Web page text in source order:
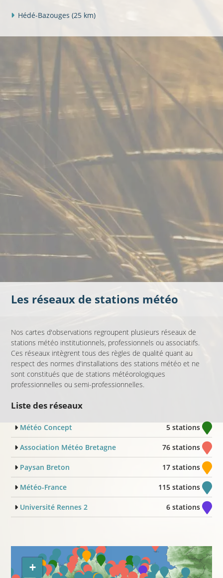
Hédé-Bazouges (25 km)
Les réseaux de stations météo
Nos cartes d'observations regroupent plusieurs réseaux de
stations météo institutionnels, professionnels ou associatifs.
Ces réseaux intègrent tous des règles de qualité quant au
respect des normes d'installations des stations météo et ne
sont constitués que de stations météorologiques
professionnelles ou semi-professionnelles.
Liste des réseaux
Météo Concept 5 stations
Association Météo Bretagne 76 stations
Paysan Breton 17 stations
Météo-France 115 stations
Université Rennes 2 6 stations
+